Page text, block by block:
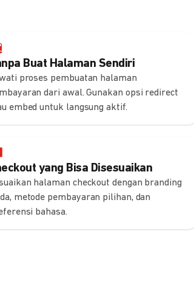
Buat Halaman Sendiri
proses pembuatan halaman
dari awal. Gunakan opsi redirect
embed untuk langsung aktif.
yang Bisa Disesuaikan
halaman checkout dengan branding
metode pembayaran pilihan, dan
bahasa.